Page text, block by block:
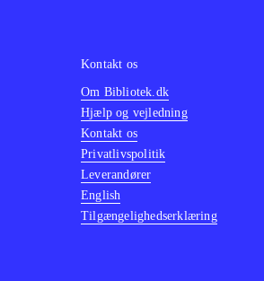
Kontakt os
Om Bibliotek.dk
Hjælp og vejledning
Kontakt os
Privatlivspolitik
Leverandører
English
Tilgængelighedserklæring